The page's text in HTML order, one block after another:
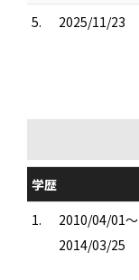
5. 2025/11/23
学歴
1.
2010/04/01～
2014/03/25